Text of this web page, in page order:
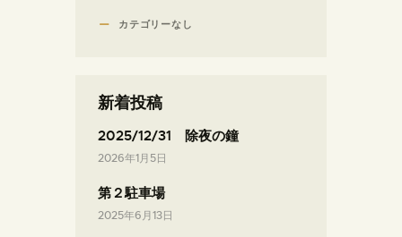
カテゴリーなし
新着投稿
2025/12/31 除夜の鐘
2026年1月5日
第２駐車場
2025年6月13日